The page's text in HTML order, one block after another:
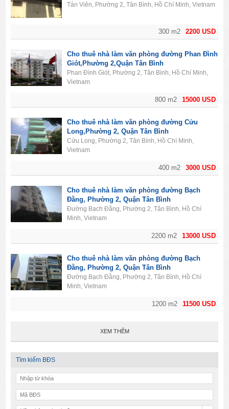
2200 USD
300 m2
Tản Viên, Phường 2, Tân Bình, Hồ Chí Minh, Vietnam
15000 USD
800 m2
Cho thuê nhà làm văn phòng đường Phan Đình
Giót,Phường 2,Quận Tân Bình
Phan Đình Giót, Phường 2, Tân Bình, Hồ Chí Minh,
Vietnam
3000 USD
400 m2
Cho thuê nhà làm văn phòng đường Cửu
Long,Phường 2, Quận Tân Bình
Cửu Long, Phường 2, Tân Bình, Hồ Chí Minh,
Vietnam
13000 USD
2200 m2
Cho thuê nhà làm văn phòng đường Bạch
Đằng, Phường 2, Quận Tân Bình
Đường Bạch Đằng, Phường 2, Tân Bình, Hồ Chí
Minh, Vietnam
11500 USD
1200 m2
Cho thuê nhà làm văn phòng đường Bạch
Đằng, Phường 2, Quận Tân Bình
Đường Bạch Đằng, Phường 2, Tân Bình, Hồ Chí
Minh, Vietnam
XEM THÊM
Tìm kiếm BĐS